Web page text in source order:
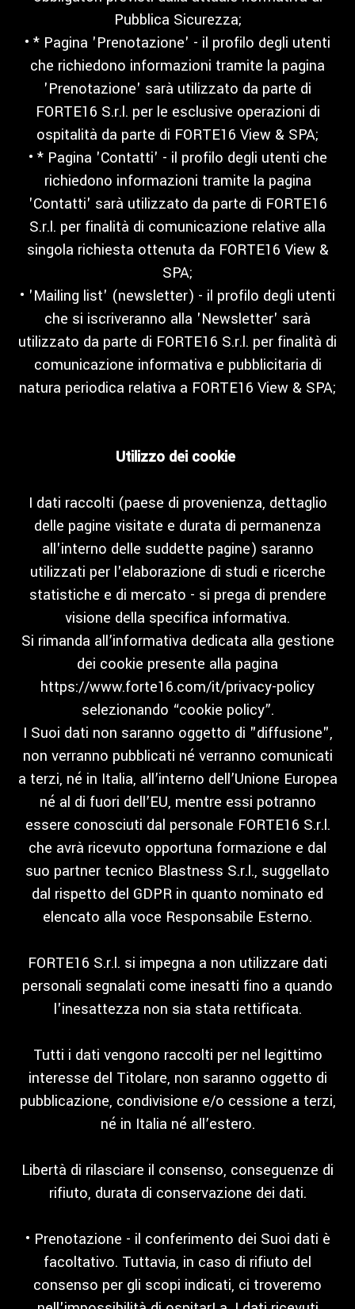
Pubblica Sicurezza;
• * Pagina 'Prenotazione' - il profilo degli utenti
che richiedono informazioni tramite la pagina
'Prenotazione' sarà utilizzato da parte di
FORTE16 S.r.l. per le esclusive operazioni di
ospitalità da parte di FORTE16 View & SPA;
• * Pagina 'Contatti' - il profilo degli utenti che
richiedono informazioni tramite la pagina
'Contatti' sarà utilizzato da parte di FORTE16
S.r.l. per finalità di comunicazione relative alla
singola richiesta ottenuta da FORTE16 View &
SPA;
• 'Mailing list' (newsletter) - il profilo degli utenti
che si iscriveranno alla 'Newsletter' sarà
utilizzato da parte di FORTE16 S.r.l. per finalità di
comunicazione informativa e pubblicitaria di
natura periodica relativa a FORTE16 View & SPA;
Utilizzo dei cookie
I dati raccolti (paese di provenienza, dettaglio
delle pagine visitate e durata di permanenza
all'interno delle suddette pagine) saranno
utilizzati per l'elaborazione di studi e ricerche
statistiche e di mercato - si prega di prendere
visione della specifica informativa.
Si rimanda all’informativa dedicata alla gestione
dei cookie presente alla pagina
https://www.forte16.com/it/privacy-policy
selezionando “cookie policy”.
I Suoi dati non saranno oggetto di "diffusione",
non verranno pubblicati né verranno comunicati
a terzi, né in Italia, all’interno dell’Unione Europea
né al di fuori dell’EU, mentre essi potranno
essere conosciuti dal personale FORTE16 S.r.l.
che avrà ricevuto opportuna formazione e dal
suo partner tecnico Blastness S.r.l., suggellato
dal rispetto del GDPR in quanto nominato ed
elencato alla voce Responsabile Esterno.
FORTE16 S.r.l. si impegna a non utilizzare dati
personali segnalati come inesatti fino a quando
l'inesattezza non sia stata rettificata.
Tutti i dati vengono raccolti per nel legittimo
interesse del Titolare, non saranno oggetto di
pubblicazione, condivisione e/o cessione a terzi,
né in Italia né all’estero.
Libertà di rilasciare il consenso, conseguenze di
rifiuto, durata di conservazione dei dati.
• Prenotazione - il conferimento dei Suoi dati è
facoltativo. Tuttavia, in caso di rifiuto del
consenso per gli scopi indicati, ci troveremo